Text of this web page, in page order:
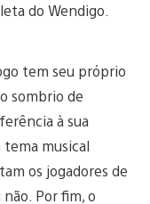
do Wendigo.
tem seu próprio
sombrio de
à sua
musical
os jogadores de
Por fim, o